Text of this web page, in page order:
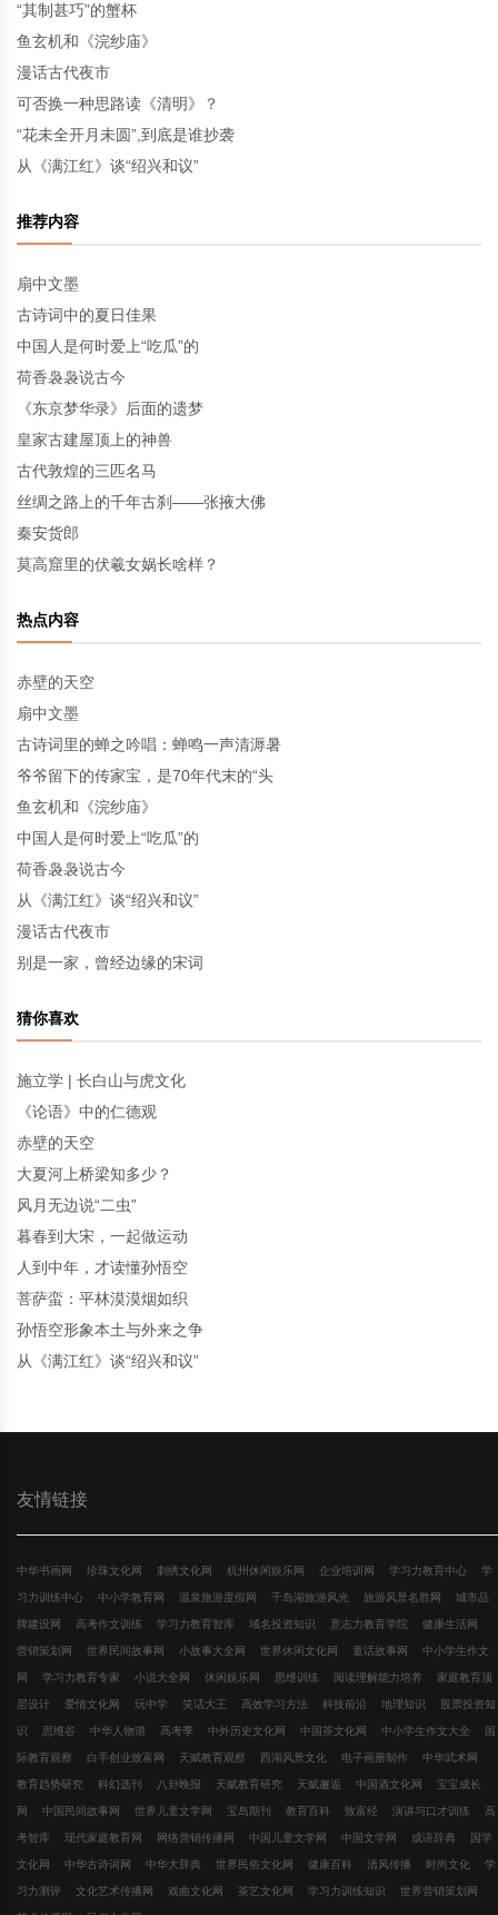
“其制甚巧”的蟹杯
鱼玄机和《浣纱庙》
漫话古代夜市
可否换一种思路读《清明》？
“花未全开月未圆”,到底是谁抄袭
从《满江红》谈“绍兴和议”
推荐内容
扇中文墨
古诗词中的夏日佳果
中国人是何时爱上“吃瓜”的
荷香袅袅说古今
《东京梦华录》后面的遗梦
皇家古建屋顶上的神兽
古代敦煌的三匹名马
丝绸之路上的千年古刹——张掖大佛
秦安货郎
莫高窟里的伏羲女娲长啥样？
热点内容
赤壁的天空
扇中文墨
古诗词里的蝉之吟唱：蝉鸣一声清溽暑
爷爷留下的传家宝，是70年代末的“头
鱼玄机和《浣纱庙》
中国人是何时爱上“吃瓜”的
荷香袅袅说古今
从《满江红》谈“绍兴和议”
漫话古代夜市
别是一家，曾经边缘的宋词
猜你喜欢
施立学 | 长白山与虎文化
《论语》中的仁德观
赤壁的天空
大夏河上桥梁知多少？
风月无边说“二虫”
暮春到大宋，一起做运动
人到中年，才读懂孙悟空
菩萨蛮：平林漠漠烟如织
孙悟空形象本土与外来之争
从《满江红》谈“绍兴和议”
友情链接
中华书画网 珍珠文化网 刺绣文化网 杭州休闲娱乐网 企业培训网 学习力教育中心 学
习力训练中心 中小学教育网 温泉旅游度假网 千岛湖旅游风光 旅游风景名胜网 城市品
牌建设网 高考作文训练 学习力教育智库 域名投资知识 意志力教育学院 健康生活网
营销策划网 世界民间故事网 小故事大全网 世界休闲文化网 童话故事网 中小学生作文
网 学习力教育专家 小说大全网 休闲娱乐网 思维训练 阅读理解能力培养 家庭教育顶
层设计 爱情文化网 玩中学 笑话大王 高效学习方法 科技前沿 地理知识 股票投资知
识 思维谷 中华人物谱 高考季 中外历史文化网 中国茶文化网 中小学生作文大全 国
际教育观察 白手创业致富网 天赋教育观察 西湖风景文化 电子画册制作 中华武术网
教育趋势研究 科幻选刊 八卦晚报 天赋教育研究 天赋邂逅 中国酒文化网 宝宝成长
网 中国民间故事网 世界儿童文学网 宝岛期刊 教育百科 致富经 演讲与口才训练 高
考智库 现代家庭教育网 网络营销传播网 中国儿童文学网 中国文学网 成语辞典 国学
文化网 中华古诗词网 中华大辞典 世界民俗文化网 健康百科 清风传播 时尚文化 学
习力测评 文化艺术传播网 戏曲文化网 茶艺文化网 学习力训练知识 世界营销策划网